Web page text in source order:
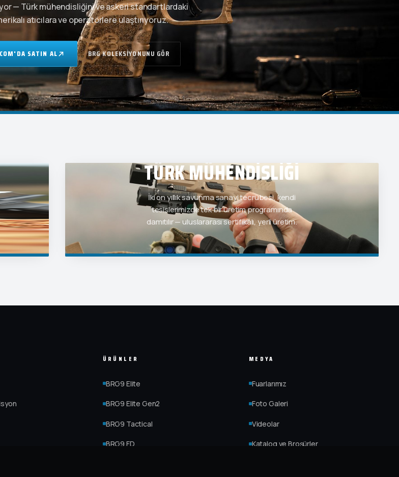
— Türk mühendisliğini ve askeri standartlardaki
atıcılara ve operatörlere ulaştırıyoruz.
SATIN AL BRG KOLEKSIYONUNU GÖR
TÜRK MÜHENDISLIĞI
İki on yıllık savunma sanayi tecrübesi, kendi
tesislerimizde tek bir üretim programında
damıtılır — uluslararası sertifikalı, yerli üretim.
ÜRÜNLER
BRG9 Elite
BRG9 Elite Gen2
BRG9 Tactical
BRG9 FD
MEDYA
Fuarlarımız
Foto Galeri
Videolar
Katalog ve Broşürler